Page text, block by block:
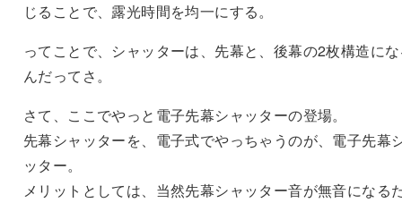
じることで、露光時間を均一にする。
ってことで、シャッターは、先幕と、後幕の2枚構造に
んだってさ。
さて、ここでやっと電子先幕シャッターの登場。
先幕シャッターを、電子式でやっちゃうのが、電子先幕
ッター。
メリットとしては、当然先幕シャッター音が無音になる